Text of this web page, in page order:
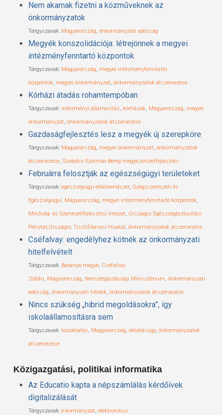
Nem akarnak fizetni a közműveknek az
önkormányzatok
Tárgyszavak: Magyarország, önkormányzati adósság
Megyék konszolidációja: létrejönnek a megyei
intézményfenntartó központok
Tárgyszavak: Magyarország, megyei intézményfenntartó
központok, megyei önkormányzat, önkormányzatok átszervezése
Kórházi átadás rohamtempóban
Tárgyszavak: intézményi államosítás, kórházak, Magyarország, megyei
önkormányzat, önkormányzatok átszervezése
Gazdaságfejlesztés lesz a megyék új szerepköre
Tárgyszavak: Magyarország, megyei önkormányzat, önkormányzatok
átszervezése, Szabolcs-Szatmár-Bereg megye,területfejlesztés
Februárra felosztják az egészségügyi területeket
Tárgyszavak: egészségügyi ellátórendszer, Gyógyszerészeti és
Egészségügyi, Magyarország, megyei intézményfenntartó központok,
Minőség- és Szervezetfejlesztési Intézet, Országos Egészségbiztosítási
Pénztár,Országos Tisztifőorvosi Hivatal, önkormányzatok átszervezése
Cséfalvay: engedélyhez kötnék az önkormányzati
hitelfelvételt
Tárgyszavak: Baranya megye, Cséfalvay
Zoltán, Magyarország, Nemzetgazdasági Minisztérium, önkormányzati
adósság, önkormányzati hitelek, önkormányzatok átszervezése
Nincs szükség „hibrid megoldásokra”, így
iskolaállamosításra sem
Tárgyszavak: közoktatás, Magyarország, oktatásügy, önkormányzatok
átszervezése
Közigazgatási, politikai informatika
Az Educatio kapta a népszámlálás kérdőívek
digitalizálását
Tárgyszavak: e-kormányzat, elektronikus